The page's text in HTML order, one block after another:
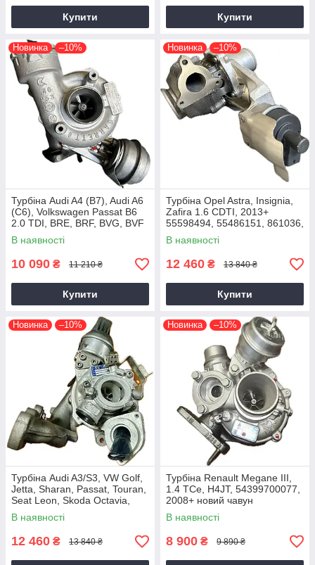
Купити Купити
Новинка –10%
Турбіна Audi A4 (B7), Audi A6
(C6), Volkswagen Passat B6
2.0 TDI, BRE, BRF, BVG, BVF
2004+
В наявності
10 090 ₴ 11 210 ₴
Купити
Новинка –10%
Турбіна Opel Astra, Insignia,
Zafira 1.6 CDTI, 2013+
55598494, 55486151, 861036,
54389700021, 54389700003
В наявності
12 460 ₴ 13 840 ₴
Купити
Новинка –10%
Турбіна Audi A3/S3, VW Golf,
Jetta, Sharan, Passat, Touran,
Seat Leon, Skoda Octavia,
Superb 2.0 TDI, CKRA
В наявності
12 460 ₴ 13 840 ₴
Новинка –10%
Турбіна Renault Megane III,
1.4 TCe, H4JT, 54399700077,
2008+ новий чавун
В наявності
8 900 ₴ 9 890 ₴